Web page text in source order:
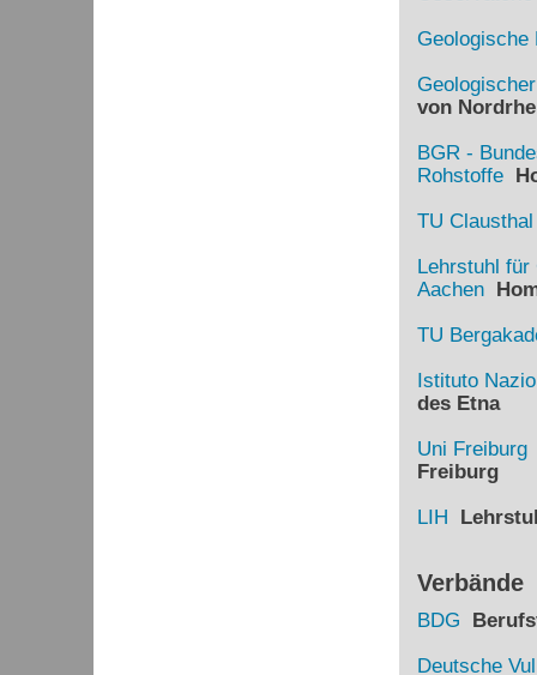
Geologische
von
BGR -
Rohstoffe
TU Clausthal
Lehrstuhl für
Aachen
TU
Istituto
des Etna
Uni Freiburg
Freiburg
LIH
Verbände
BDG
Deutsche